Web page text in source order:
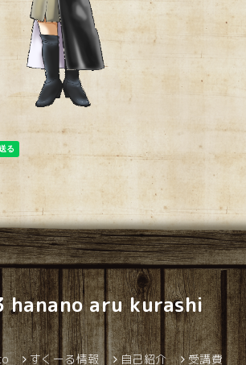
aru kurashi
すくーる情報 自己紹介 受講費